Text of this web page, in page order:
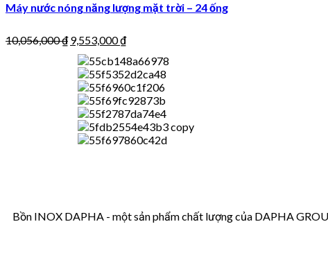
Máy nước nóng năng lượng mặt trời – 24 ống
10,056,000₫ 9,553,000₫
Bồn INOX DAPHA - một sản phẩm chất lượng của DAPHA